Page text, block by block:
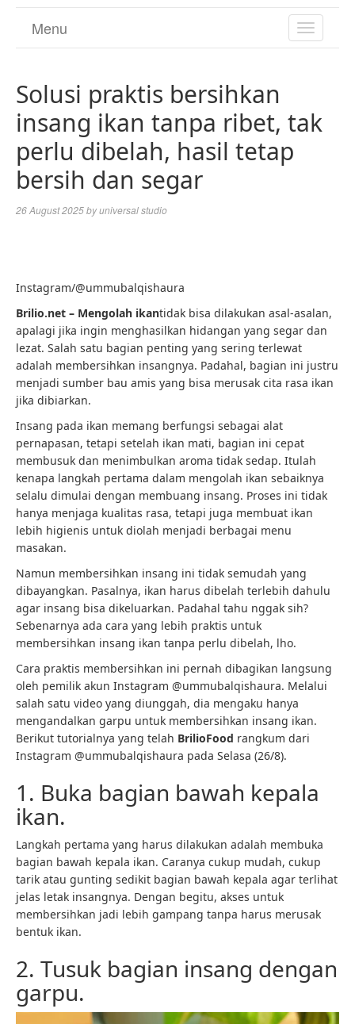
TOGGLE
Menu
Solusi praktis bersihkan
insang ikan tanpa ribet, tak
perlu dibelah, hasil tetap
bersih dan segar
26 August 2025byuniversal studio
Instagram/@ummubalqishaura
Brilio.net – Mengolah ikantidak bisa dilakukan asal-asalan,
apalagi jika ingin menghasilkan hidangan yang segar dan
lezat. Salah satu bagian penting yang sering terlewat
adalah membersihkan insangnya. Padahal, bagian ini justru
menjadi sumber bau amis yang bisa merusak cita rasa ikan
jika dibiarkan.
Insang pada ikan memang berfungsi sebagai alat
pernapasan, tetapi setelah ikan mati, bagian ini cepat
membusuk dan menimbulkan aroma tidak sedap. Itulah
kenapa langkah pertama dalam mengolah ikan sebaiknya
selalu dimulai dengan membuang insang. Proses ini tidak
hanya menjaga kualitas rasa, tetapi juga membuat ikan
lebih higienis untuk diolah menjadi berbagai menu
masakan.
Namun membersihkan insang ini tidak semudah yang
dibayangkan. Pasalnya, ikan harus dibelah terlebih dahulu
agar insang bisa dikeluarkan. Padahal tahu nggak sih?
Sebenarnya ada cara yang lebih praktis untuk
membersihkan insang ikan tanpa perlu dibelah, lho.
Cara praktis membersihkan ini pernah dibagikan langsung
oleh pemilik akun Instagram @ummubalqishaura. Melalui
salah satu video yang diunggah, dia mengaku hanya
mengandalkan garpu untuk membersihkan insang ikan.
Berikut tutorialnya yang telah BrilioFood rangkum dari
Instagram @ummubalqishaura pada Selasa (26/8).
1. Buka bagian bawah kepala
ikan.
Langkah pertama yang harus dilakukan adalah membuka
bagian bawah kepala ikan. Caranya cukup mudah, cukup
tarik atau gunting sedikit bagian bawah kepala agar terlihat
jelas letak insangnya. Dengan begitu, akses untuk
membersihkan jadi lebih gampang tanpa harus merusak
bentuk ikan.
2. Tusuk bagian insang dengan
garpu.